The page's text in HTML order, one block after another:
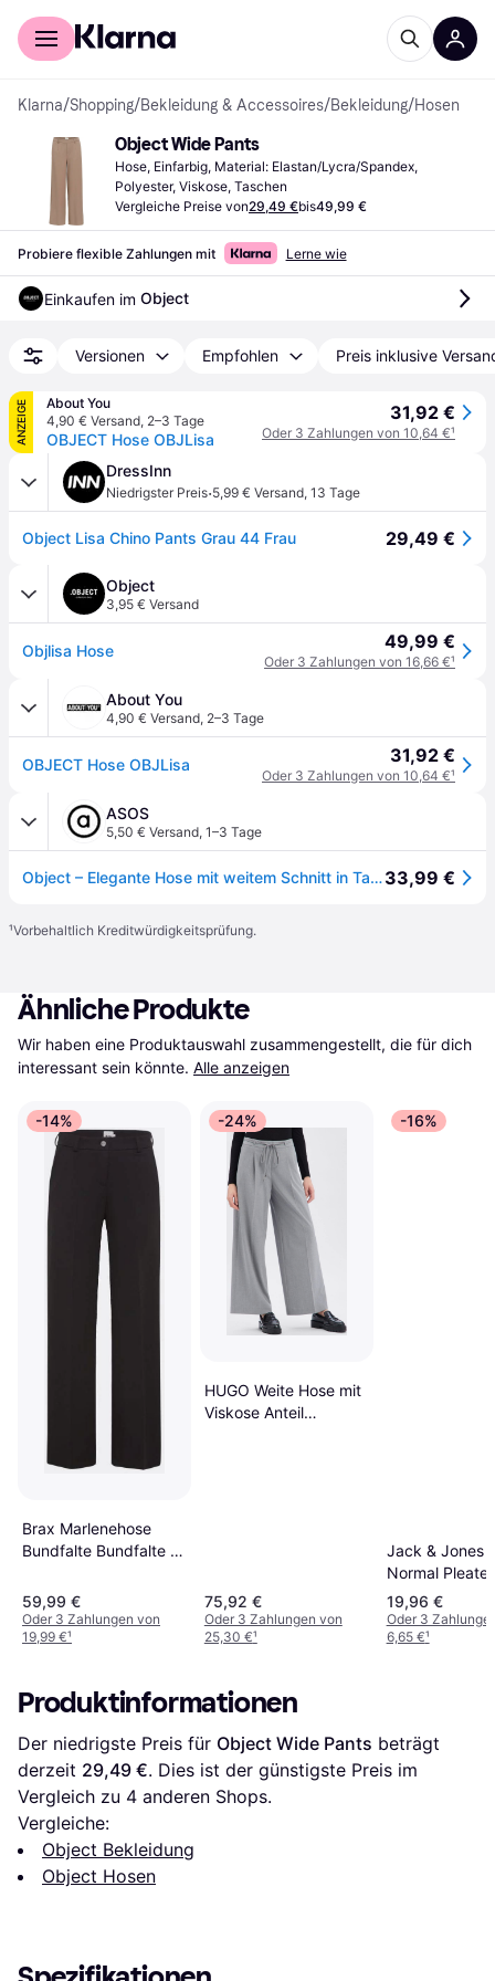
Für Shopper
Klarna/Shopping/Bekleidung & Accessoires/Bekleidung/Hosen
Object Wide Pants
Hose, Einfarbig, Material: Elastan/Lycra/Spandex,
Polyester, Viskose, Taschen
Vergleiche Preise von29,49 €bis49,99 €
Probiere flexible Zahlungen mit Lerne wie
Einkaufen im Object
Versionen Empfohlen Preis inklusive
ANZEIGE
About You
4,90 € Versand, 2–3 Tage
OBJECT Hose OBJLisa
31,92 €
Oder 3 Zahlungen von 10,64 €¹
DressInn
Niedrigster Preis·5,99 € Versand, 13 Tage
Object Lisa Chino Pants Grau 44 Frau 29,49 €
Object
3,95 € Versand
Objlisa Hose 49,99 €
Oder 3 Zahlungen von 16,66 €¹
About You
4,90 € Versand, 2–3 Tage
OBJECT Hose OBJLisa 31,92 €
Oder 3 Zahlungen von 10,64 €¹
ASOS
5,50 € Versand, 1–3 Tage
Object – Elegante Hose mit weitem Schnitt in Taupe, Kombiteil-Braun33,99 €
¹Vorbehaltlich Kreditwürdigkeitsprüfung.
Ähnliche Produkte
Wir haben eine Produktauswahl zusammengestellt, die für dich
interessant sein könnte. Alle anzeigen
-14%
Brax Marlenehose
Bundfalte Bundfalte -
59,99 €
Oder 3 Zahlungen von
19,99 €¹
-24%
HUGO Weite Hose mit
Viskose Anteil
75,92 €
Oder 3 Zahlungen von
25,30 €¹
-16%
Jack & Jones
Normal
Trousers -
19,96 €
Oder 3
6,65 €¹
Produktinformationen
Der niedrigste Preis für Object Wide Pants beträgt
derzeit 29,49 €. Dies ist der günstigste Preis im
Vergleich zu 4 anderen Shops.
Vergleiche:
Object Bekleidung
Object Hosen